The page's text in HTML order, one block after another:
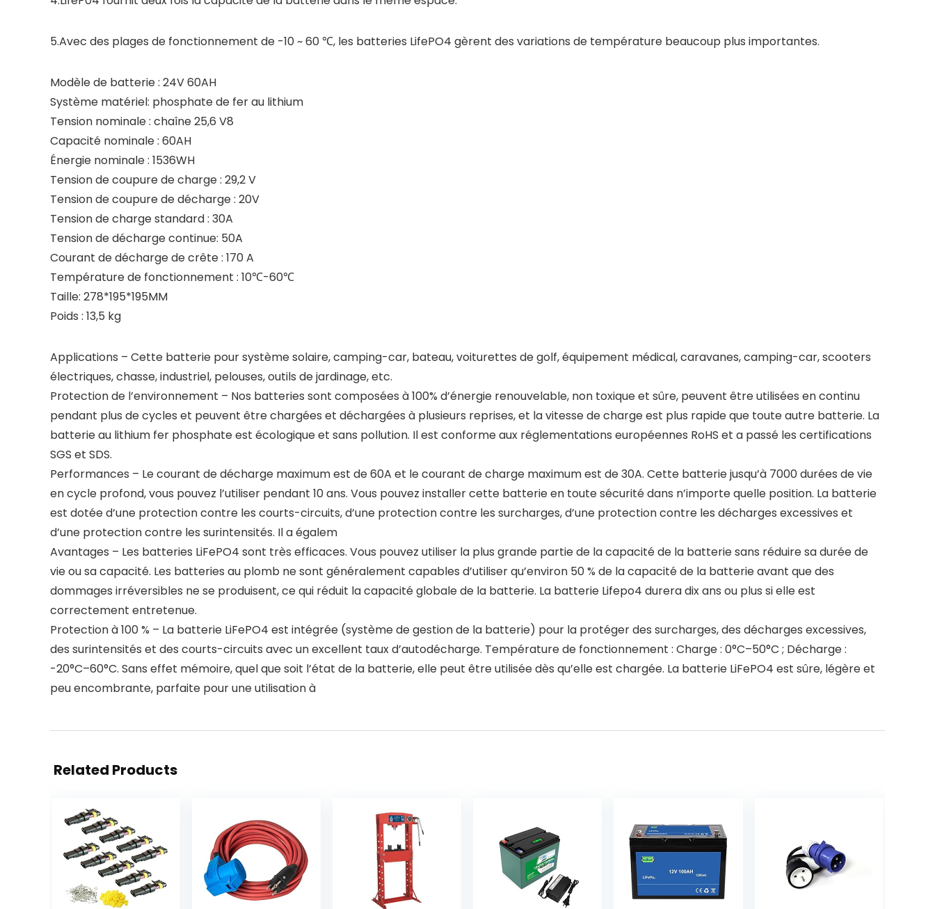
5.Avec des plages de fonctionnement de -10 ~ 60 ℃, les batteries LifePO4 gèrent des variations de température beaucoup plus importantes.
Modèle de batterie : 24V 60AH
Système matériel: phosphate de fer au lithium
Tension nominale : chaîne 25,6 V8
Capacité nominale : 60AH
Énergie nominale : 1536WH
Tension de coupure de charge : 29,2 V
Tension de coupure de décharge : 20V
Tension de charge standard : 30A
Tension de décharge continue: 50A
Courant de décharge de crête : 170 A
Température de fonctionnement : 10℃-60℃
Taille: 278*195*195MM
Poids : 13,5 kg
Applications – Cette batterie pour système solaire, camping-car, bateau, voiturettes de golf, équipement médical, caravanes, camping-car, scooters
électriques, chasse, industriel, pelouses, outils de jardinage, etc.
Protection de l’environnement – Nos batteries sont composées à 100% d’énergie renouvelable, non toxique et sûre, peuvent être utilisées en continu
pendant plus de cycles et peuvent être chargées et déchargées à plusieurs reprises, et la vitesse de charge est plus rapide que toute autre batterie. La
batterie au lithium fer phosphate est écologique et sans pollution. Il est conforme aux réglementations européennes RoHS et a passé les certifications
SGS et SDS.
Performances – Le courant de décharge maximum est de 60A et le courant de charge maximum est de 30A. Cette batterie jusqu’à 7000 durées de vie
en cycle profond, vous pouvez l’utiliser pendant 10 ans. Vous pouvez installer cette batterie en toute sécurité dans n’importe quelle position. La batterie
est dotée d’une protection contre les courts-circuits, d’une protection contre les surcharges, d’une protection contre les décharges excessives et
d’une protection contre les surintensités. Il a égalem
Avantages – Les batteries LiFePO4 sont très efficaces. Vous pouvez utiliser la plus grande partie de la capacité de la batterie sans réduire sa durée de
vie ou sa capacité. Les batteries au plomb ne sont généralement capables d’utiliser qu’environ 50 % de la capacité de la batterie avant que des
dommages irréversibles ne se produisent, ce qui réduit la capacité globale de la batterie. La batterie Lifepo4 durera dix ans ou plus si elle est
correctement entretenue.
Protection à 100 % – La batterie LiFePO4 est intégrée (système de gestion de la batterie) pour la protéger des surcharges, des décharges excessives,
des surintensités et des courts-circuits avec un excellent taux d’autodécharge. Température de fonctionnement : Charge : 0°C–50°C ; Décharge :
-20°C–60°C. Sans effet mémoire, quel que soit l’état de la batterie, elle peut être utilisée dès qu’elle est chargée. La batterie LiFePO4 est sûre, légère et
peu encombrante, parfaite pour une utilisation à
Related Products